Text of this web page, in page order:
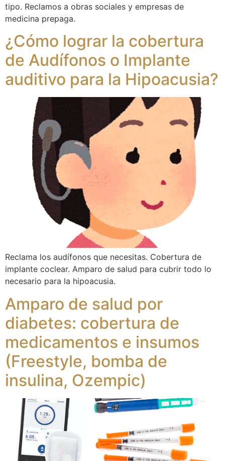
tipo. Reclamos a obras sociales y empresas de
medicina prepaga.
¿Cómo lograr la cobertura
de Audífonos o Implante
auditivo para la Hipoacusia?
Reclama los audífonos que necesitas. Cobertura de
implante coclear. Amparo de salud para cubrir todo lo
necesario para la hipoacusia.
Amparo de salud por
diabetes: cobertura de
medicamentos e insumos
(Freestyle, bomba de
insulina, Ozempic)